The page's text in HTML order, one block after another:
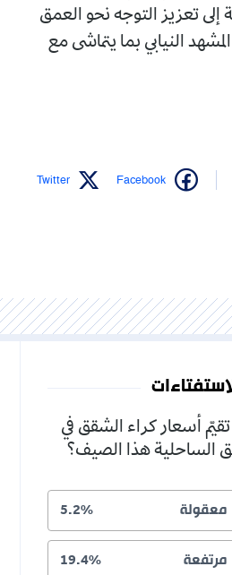
إلى تعزيز التوجه نحو العمق
النيابي بما يتماشى مع
Facebook
Twitter
أسعار كراء الشقق في
الساحلية هذا الصيف؟
معقولة 5.2%
مرتفعة 19.4%